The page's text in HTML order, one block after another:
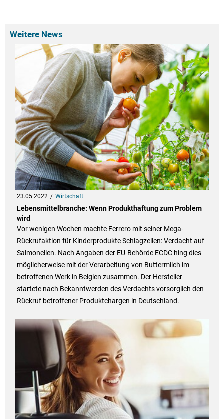
Weitere News
23.05.2022 Wirtschaft
Lebensmittelbranche: Wenn Produkthaftung zum Problem
wird
Vor wenigen Wochen machte Ferrero mit seiner Mega-
Rückrufaktion für Kinderprodukte Schlagzeilen: Verdacht auf
Salmonellen. Nach Angaben der EU-Behörde ECDC hing dies
möglicherweise mit der Verarbeitung von Buttermilch im
betroffenen Werk in Belgien zusammen. Der Hersteller
startete nach Bekanntwerden des Verdachts vorsorglich den
Rückruf betroffener Produktchargen in Deutschland.